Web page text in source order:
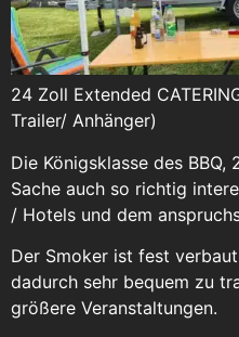
24 Zoll Extended
Trailer/ Anhänger)
Die Königsklasse des
Sache auch so richtig
/ Hotels und dem
Der Smoker ist fest
dadurch sehr bequem zu
größere Veranstaltungen.